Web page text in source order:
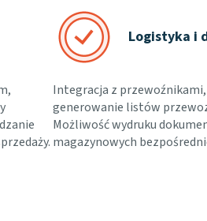
Logistyka i
Integracja z
generowanie listów
Możliwość wydruku
magazynowych